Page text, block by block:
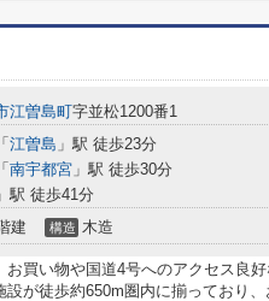
江曽島町字並松1200番1
「 江曽島 」駅 徒歩23分
「 南宇都宮 」駅 徒歩30分
」駅 徒歩41分
建 構造 木造
お買い物や国道4号へのアクセス良
設が徒歩約650m圏内に揃っており